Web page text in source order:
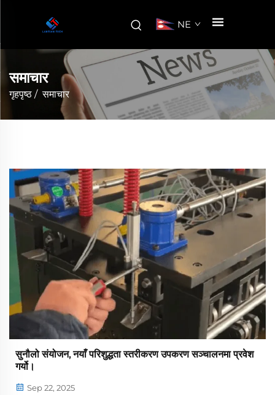
NE
समाचार
गृहपृष्ठ /समाचार
सुनौलो संयोजन, नयाँ परिशुद्धता स्तरीकरण उपकरण सञ्चालनमा प्रवेश
गर्यो।
Sep 22, 2025